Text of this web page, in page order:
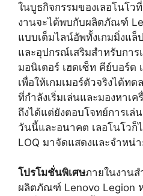
ในบูธกิจกรรมของเลอโนโว
งานจะได้พบกับผลิตภัณฑ์
แบบเต็มไลน์อัพทั้งเกมมิ่งแล็
และอุปกรณ์เสริมสำหรับการ
มอนิเตอร์ เฮดเซ็ท คีย์บอร์ด
เพื่อให้เกมเมอร์ตัวจริงได้ท
ที่กำลังเริ่มเล่นและมองหาเค
ถึงได้แต่ยังตอบโจทย์การเล่
วันนี้และอนาคต เลอโนโว
LOQ มาจัดแสดงและจำหน่
โปรโมชั่นพิเศษภายในงาน
ผลิตภัณฑ์ Lenovo Legion